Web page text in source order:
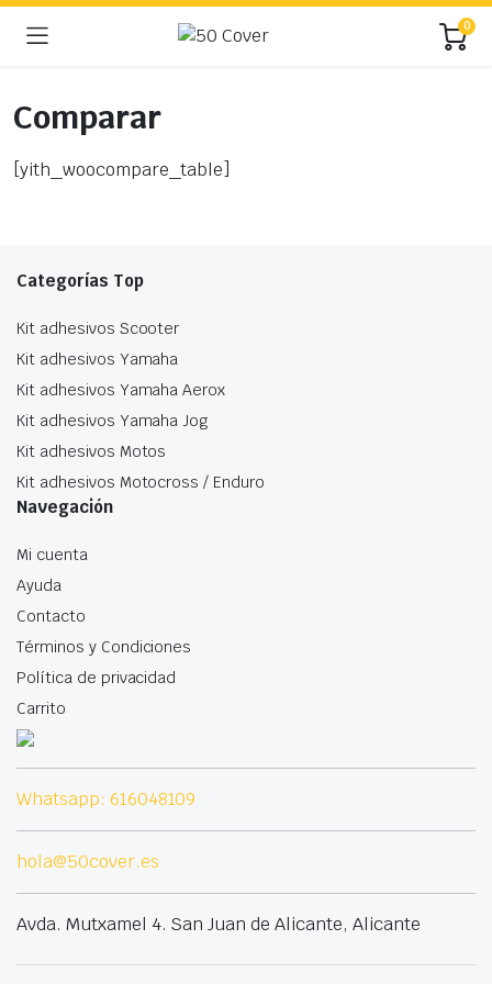
0
Comparar
[yith_woocompare_table]
Categorías Top
Kit adhesivos Scooter
Kit adhesivos Yamaha
Kit adhesivos Yamaha Aerox
Kit adhesivos Yamaha Jog
Kit adhesivos Motos
Kit adhesivos Motocross / Enduro
Navegación
Mi cuenta
Ayuda
Contacto
Términos y Condiciones
Política de privacidad
Carrito
Whatsapp: 616048109
hola@50cover.es
Avda. Mutxamel 4. San Juan de Alicante, Alicante